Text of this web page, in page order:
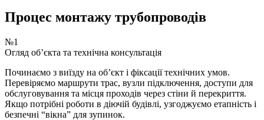
Процес монтажу трубопроводів
№1
Огляд об’єкта та технічна консультація
Починаємо з виїзду на об’єкт і фіксації технічних умов.
Перевіряємо маршрути трас, вузли підключення, доступи для
обслуговування та місця проходів через стіни й перекриття.
Якщо потрібні роботи в діючій будівлі, узгоджуємо етапність і
безпечні “вікна” для зупинок.